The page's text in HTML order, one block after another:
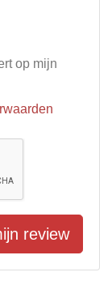
op mijn
review